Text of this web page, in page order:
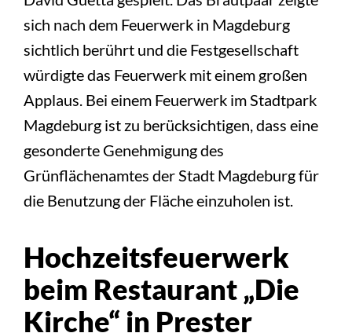
sich nach dem Feuerwerk in Magdeburg
sichtlich berührt und die Festgesellschaft
würdigte das Feuerwerk mit einem großen
Applaus. Bei einem Feuerwerk im Stadtpark
Magdeburg ist zu berücksichtigen, dass eine
gesonderte Genehmigung des
Grünflächenamtes der Stadt Magdeburg für
die Benutzung der Fläche einzuholen ist.
Hochzeitsfeuerwerk
beim Restaurant „Die
Kirche“ in Prester